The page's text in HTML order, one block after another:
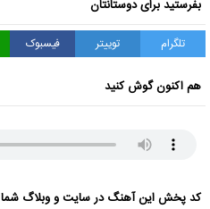
بفرستید برای دوستانتان
تلگرام توییتر فیسبوک
هم اکنون گوش کنید
کد پخش این آهنگ در سایت و وبلاگ شما